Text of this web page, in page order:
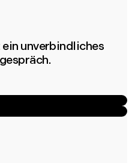
unverbindliches